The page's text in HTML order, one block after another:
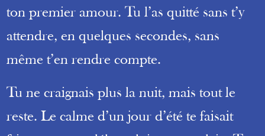
ton premier amour. Tu l’as quitté sans t’y
attendre, en quelques secondes, sans
même t’en rendre compte.
Tu ne craignais plus la nuit, mais tout le
reste. Le calme d’un jour d’été te faisait